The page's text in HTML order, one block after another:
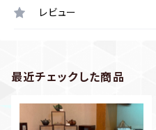
レビュー
最近チェックした商品